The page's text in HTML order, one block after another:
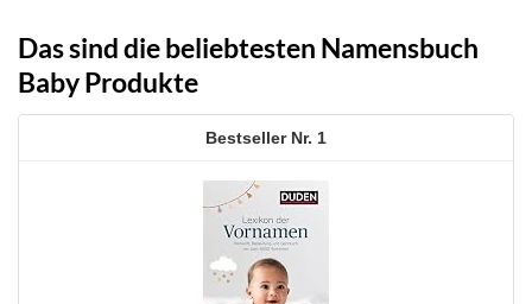
Das sind die beliebtesten Namensbuch
Baby Produkte
1